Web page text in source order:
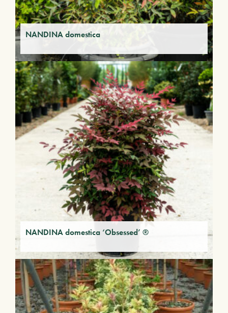
NANDINA domestica
NANDINA domestica ‘Obsessed’ ®